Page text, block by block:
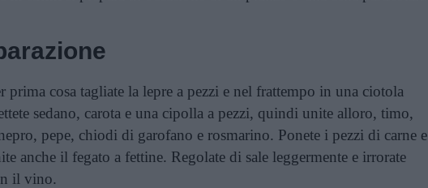
prima cosa tagliate la lepre a pezzi e nel frattempo in una ciotola
sedano, carota e una cipolla a pezzi, quindi unite alloro, timo,
pepe, chiodi di garofano e rosmarino. Ponete i pezzi di carne e
anche il fegato a fettine. Regolate di sale leggermente e irrorate
il vino.